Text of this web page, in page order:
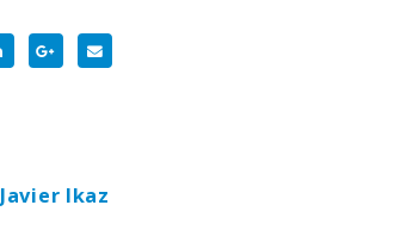
Javier Ikaz